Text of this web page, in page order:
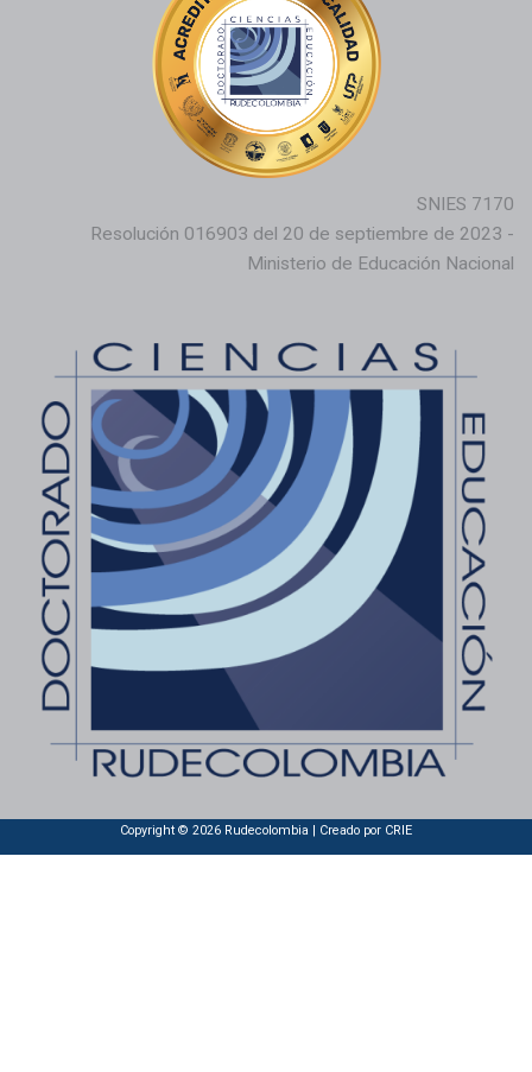
SNIES 7170
Resolución 016903 del 20 de septiembre de 2023 -
Ministerio de Educación Nacional
Copyright © 2026 Rudecolombia | Creado por CRIE